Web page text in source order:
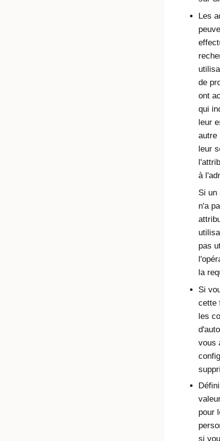
Les
de
ont
qui
leur
autre
leur
à
Si un
n'a
pas
la
Si
cette
les
vous
pour
si